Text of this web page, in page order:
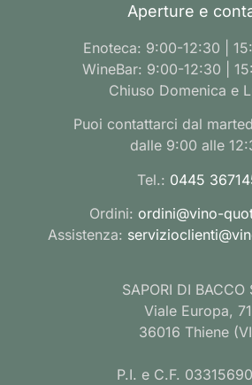
Aperture e
Enoteca: 9:00-12:30 |
WineBar: 9:00-12:30 |
Chiuso Domenica e
Puoi contattarci dal
dalle 9:00 alle
Tel.: 0445
Ordini: ordini@vino-
Assistenza:
SAPORI DI BACCO
Viale Europa, 71
36016 Thiene
P.I. e C.F.